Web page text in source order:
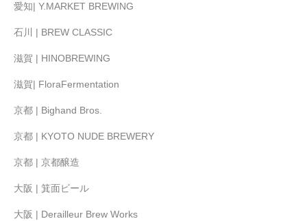
愛知| Y.MARKET BREWING
石川 | BREW CLASSIC
滋賀 | HINOBREWING
滋賀| FloraFermentation
京都 | Bighand Bros.
京都 | KYOTO NUDE BREWERY
京都 | 京都醸造
大阪 | 箕面ビール
大阪 | Derailleur Brew Works